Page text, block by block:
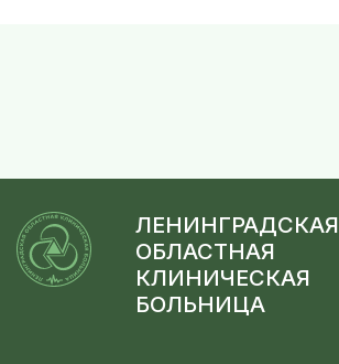
ЛЕНИНГРАДСКАЯ
ОБЛАСТНАЯ
КЛИНИЧЕСКАЯ
БОЛЬНИЦА